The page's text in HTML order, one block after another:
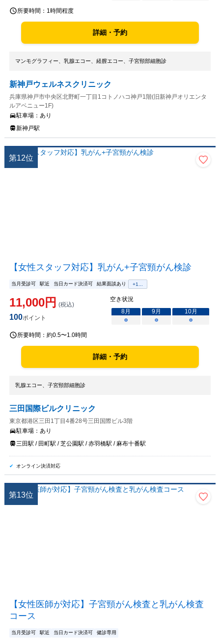
所要時間： 1時間程度
詳細・予約
マンモグラフィー、乳腺エコー、経膣エコー、子宮頸部細胞診
新神戸ウェルネスクリニック
兵庫県神戸市中央区北野町一丁目1コトノハコ神戸1階(旧新神戸オリエンタ
ルアベニュー1F)
駐車場： あり
新神戸駅
第12位
【女性スタッフ対応】乳がん+子宮頸がん検診
当月受診可 駅近 当日カード決済可 結果面談あり +1...
11,000円 (税込)
100ポイント
空き状況
8月 9月 10月
○
○ ○
所要時間： 約0.5〜1.0時間
詳細・予約
乳腺エコー、子宮頸部細胞診
三田国際ビルクリニック
東京都港区三田1丁目4番28号三田国際ビル3階
駐車場： あり
三田駅 / 田町駅 / 芝公園駅 / 赤羽橋駅 / 麻布十番駅
オンライン決済対応
第13位
【女性医師が対応】子宮頸がん検査と乳がん検査
コース
当月受診可 駅近 当日カード決済可 健診専用